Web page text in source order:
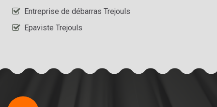
Entreprise de débarras Trejouls
Epaviste Trejouls